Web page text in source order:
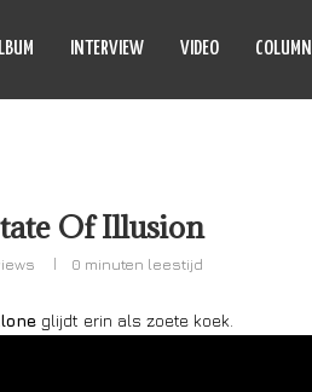
INTERVIEW VIDEO COLUMN
Of Illusion
0 minuten leestijd
glijdt erin als zoete koek.